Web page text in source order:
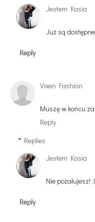
Jestem Kasia
Już są
Reply
Vixen Fashion
Muszę w końcu
Reply
Replies
Jestem Kasia
Nie pożałujesz! :)
Reply